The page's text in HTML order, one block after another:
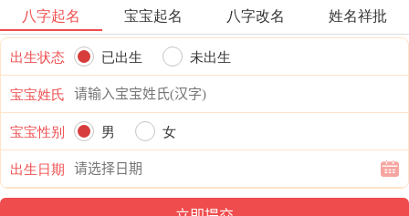
八字起名 宝宝起名 八字改名 姓名祥批
出生状态 已出生
未出生
宝宝姓氏
宝宝性别
男
女
出生日期